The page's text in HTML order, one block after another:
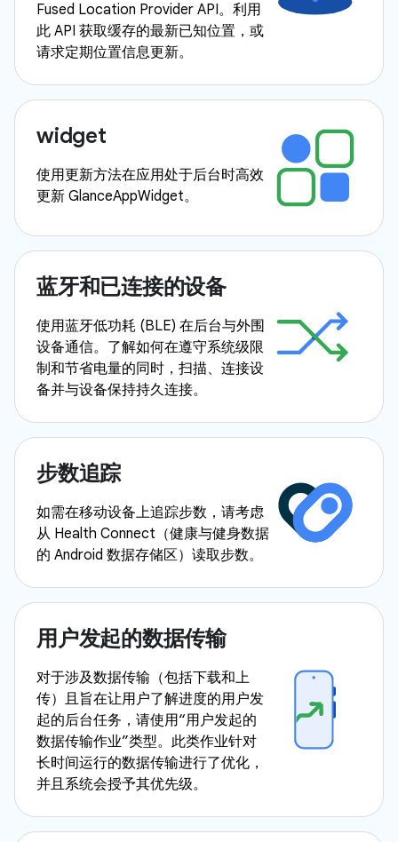
Fused Location Provider API。利用
此 API 获取缓存的最新已知位置，或
请求定期位置信息更新。
widget
使用更新方法在应用处于后台时高效
更新 GlanceAppWidget。
蓝牙和已连接的设备
使用蓝牙低功耗 (BLE) 在后台与外围
设备通信。了解如何在遵守系统级限
制和节省电量的同时，扫描、连接设
备并与设备保持持久连接。
步数追踪
如需在移动设备上追踪步数，请考虑
从 Health Connect（健康与健身数据
的 Android 数据存储区）读取步数。
用户发起的数据传输
对于涉及数据传输（包括下载和上
传）且旨在让用户了解进度的用户发
起的后台任务，请使用“用户发起的
数据传输作业”类型。此类作业针对
长时间运行的数据传输进行了优化，
并且系统会授予其优先级。